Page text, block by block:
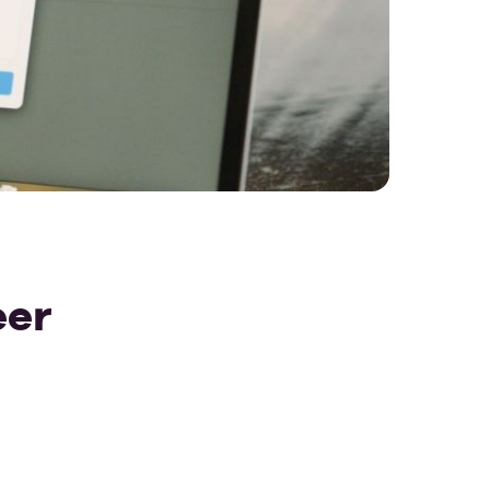
account
& capaciteit